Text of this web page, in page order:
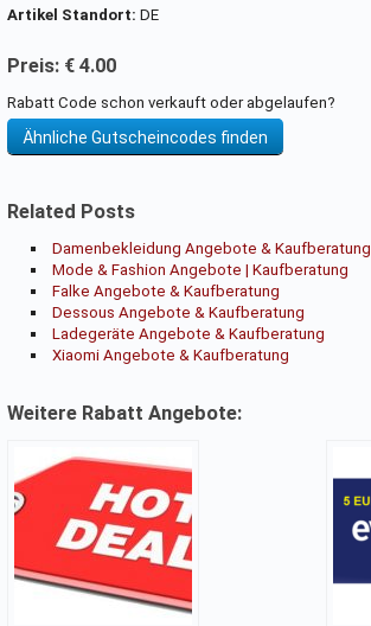
Artikel Standort: DE
Preis: € 4.00
Rabatt Code schon verkauft oder abgelaufen?
Ähnliche Gutscheincodes finden
Related Posts
Damenbekleidung Angebote & Kaufberatung
Mode & Fashion Angebote | Kaufberatung
Falke Angebote & Kaufberatung
Dessous Angebote & Kaufberatung
Ladegeräte Angebote & Kaufberatung
Xiaomi Angebote & Kaufberatung
Weitere Rabatt Angebote: